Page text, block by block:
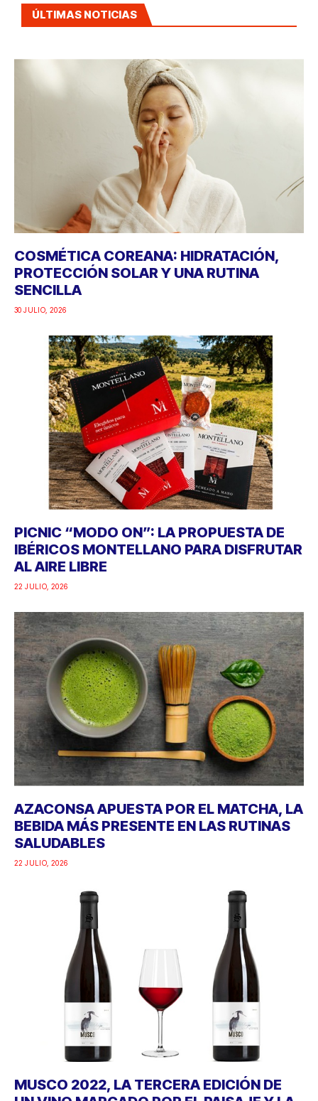
ÚLTIMAS NOTICIAS
COSMÉTICA COREANA: HIDRATACIÓN,
PROTECCIÓN SOLAR Y UNA RUTINA
SENCILLA
30 JULIO, 2026
PICNIC “MODO ON”: LA PROPUESTA DE
IBÉRICOS MONTELLANO PARA DISFRUTAR
AL AIRE LIBRE
22 JULIO, 2026
AZACONSA APUESTA POR EL MATCHA, LA
BEBIDA MÁS PRESENTE EN LAS RUTINAS
SALUDABLES
22 JULIO, 2026
MUSCO 2022, LA TERCERA EDICIÓN DE